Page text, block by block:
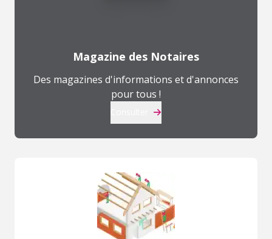
Magazine des Notaires
Des magazines d'informations et d'annonces
pour tous !